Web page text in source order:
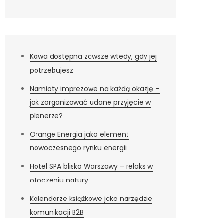
Kawa dostępna zawsze wtedy, gdy jej
potrzebujesz
Namioty imprezowe na każdą okazję –
jak zorganizować udane przyjęcie w
plenerze?
Orange Energia jako element
nowoczesnego rynku energii
Hotel SPA blisko Warszawy – relaks w
otoczeniu natury
Kalendarze książkowe jako narzędzie
komunikacji B2B